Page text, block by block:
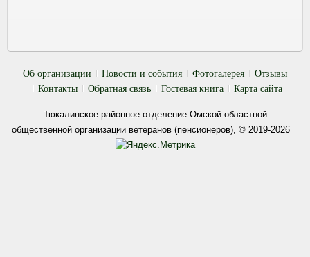
Об организации Новости и события Фотогалерея
Отзывы
Контакты
Обратная связь Гостевая книга Карта сайта
Тюкалинское районное отделение Омской областной
общественной организации ветеранов (пенсионеров), © 2019-2026